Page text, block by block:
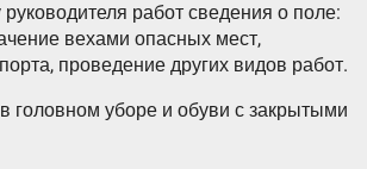
работ сведения о поле:
вехами опасных мест,
проведение других видов работ.
головном уборе и обуви с закрытыми